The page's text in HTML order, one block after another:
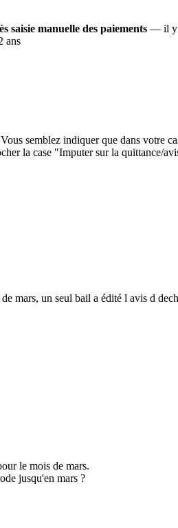
saisie manuelle des paiements — il y
ans
semblez indiquer que dans votre
la case "Imputer sur la quittance/
mars, un seul bail a édité l avis d
le mois de mars.
jusqu'en mars ?